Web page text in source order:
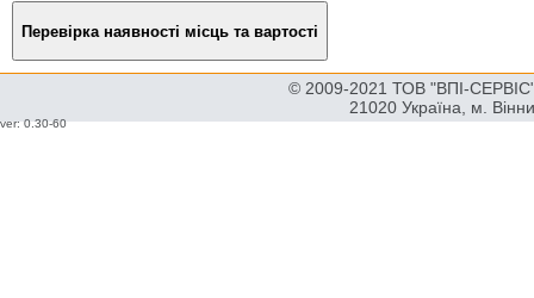
© 2009-2021 ТОВ "ВПІ-
21020 Україна, м.
ver: 0.30-60